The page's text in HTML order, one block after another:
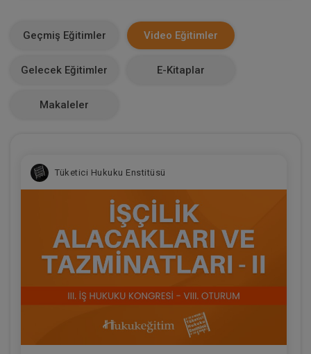
0
Geçmiş Eğitimler Video Eğitimler
Gelecek Eğitimler E-Kitaplar
Makaleler
Tüketici Hukuku Enstitüsü